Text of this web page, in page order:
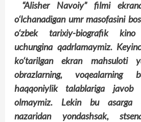
“Alisher Navoiy” filmi
o‘lchanadigan umr masofasini
o‘zbek tarixiy-biografik kino
uchungina qadrlamaymiz.
ko‘tarilgan ekran mahsuloti
obrazlarning, voqealarning
haqqoniylik talablariga
olmaymiz. Lekin bu asarga
nazaridan yondashsak,